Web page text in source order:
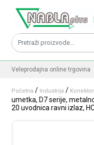
Pretraži:
Veleprodajna online trgovina
Početna / Industrija /
umetka, D7 serije,
20 uvodnica ravni izlaz,